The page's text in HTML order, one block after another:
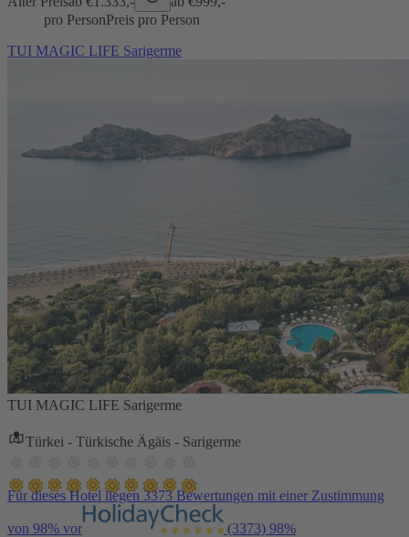
pro PersonPreis pro Person
TUI MAGIC LIFE Sarigerme
TUI MAGIC LIFE Sarigerme
Türkei - Türkische Ägäis - Sarigerme
Für dieses Hotel liegen 3373 Bewertungen mit einer Zustimmung
von 98% vor (3373) 98%